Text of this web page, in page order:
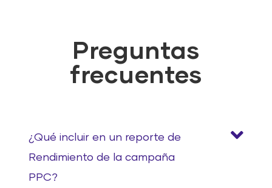
Preguntas
frecuentes
¿Qué incluir en un reporte de
Rendimiento de la campaña
PPC?